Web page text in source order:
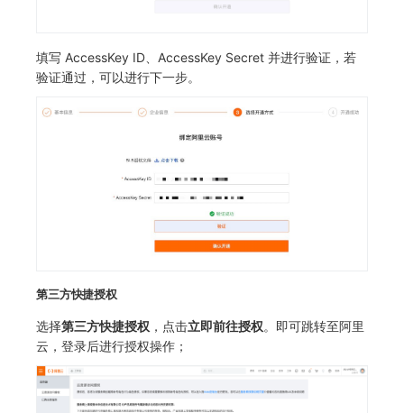
填写 AccessKey ID、AccessKey Secret 并进行验证，若
验证通过，可以进行下一步。
第三方快捷授权
选择第三方快捷授权 ，点击立即前往授权。即可跳转至阿里
云，登录后进行授权操作；